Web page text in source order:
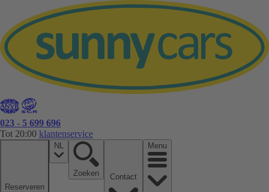
023 - 5 699 696
Tot 20:00 klantenservice
Reserveren
NL
Zoeken
Menu